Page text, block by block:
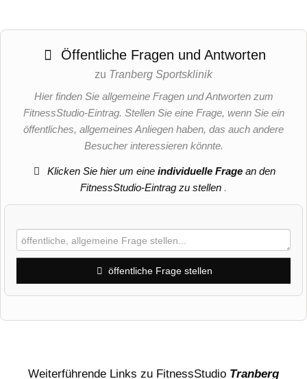
Öffentliche Fragen und Antworten
zu Tranberg Sportsklinik
Hier finden Sie allgemeine Fragen und Antworten zum
FitnessStudio-Eintrag. Stellen Sie eine Frage, wenn Sie ein
öffentliches, allgemeines Anliegen haben, das auch andere
Besucher interessieren könnte.
Klicken Sie hier um eineindividuelle Frage an den
FitnessStudio-Eintrag zu stellen .
öffentliche Frage stellen
Weiterführende Links zu FitnessStudio Tranberg